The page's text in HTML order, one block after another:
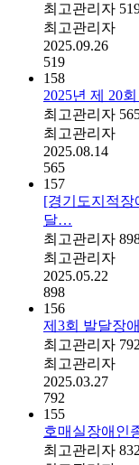
최고관리자
최고관리자
2025.09.26
519
158
2025년 제 20
최고관리자
최고관리자
2025.08.14
565
157
[경기도지적장
달…
최고관리자
최고관리자
2025.05.22
898
156
제3회 발달장
최고관리자 792
최고관리자
2025.03.27
792
155
호매실장애인
최고관리자 832